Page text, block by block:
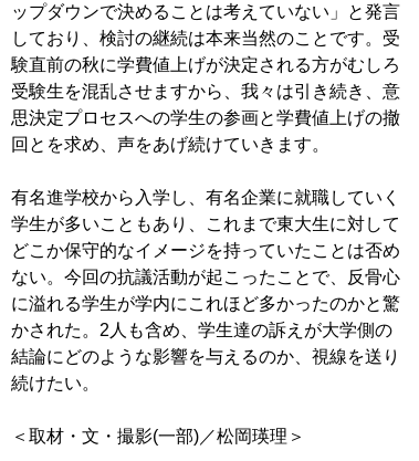
ップダウンで決めることは考えていない」と発言
しており、検討の継続は本来当然のことです。受
験直前の秋に学費値上げが決定される方がむしろ
受験生を混乱させますから、我々は引き続き、意
思決定プロセスへの学生の参画と学費値上げの撤
回とを求め、声をあげ続けていきます。
有名進学校から入学し、有名企業に就職していく
学生が多いこともあり、これまで東大生に対して
どこか保守的なイメージを持っていたことは否め
ない。今回の抗議活動が起こったことで、反骨心
に溢れる学生が学内にこれほど多かったのかと驚
かされた。2人も含め、学生達の訴えが大学側の
結論にどのような影響を与えるのか、視線を送り
続けたい。
＜取材・文・撮影(一部)／松岡瑛理＞